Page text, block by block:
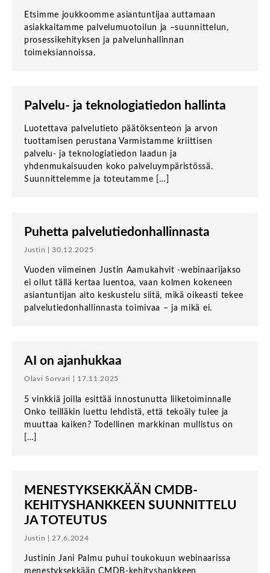
Etsimme joukkoomme asiantuntijaa auttamaan
asiakkaitamme palvelumuotoilun ja –suunnittelun,
prosessikehityksen ja palvelunhallinnan
toimeksiannoissa.
Palvelu- ja teknologiatiedon hallinta
Luotettava palvelutieto päätöksenteon ja arvon
tuottamisen perustana Varmistamme kriittisen
palvelu- ja teknologiatiedon laadun ja
yhdenmukaisuuden koko palveluympäristössä.
Suunnittelemme ja toteutamme […]
Puhetta palvelutiedonhallinnasta
Justin | 30.12.2025
Vuoden viimeinen Justin Aamukahvit -webinaarijakso
ei ollut tällä kertaa luentoa, vaan kolmen kokeneen
asiantuntijan aito keskustelu siitä, mikä oikeasti tekee
palvelutiedonhallinnasta toimivaa – ja mikä ei.
AI on ajanhukkaa
Olavi Sorvari | 17.11.2025
5 vinkkiä joilla esittää innostunutta liiketoiminnalle
Onko teilläkin luettu lehdistä, että tekoäly tulee ja
muuttaa kaiken? Todellinen markkinan mullistus on
[…]
MENESTYKSEKKÄÄN CMDB-
KEHITYSHANKKEEN SUUNNITTELU
JA TOTEUTUS
Justin | 27.6.2024
Justinin Jani Palmu puhui toukokuun webinaarissa
menestyksekkään CMDB-kehityshankkeen